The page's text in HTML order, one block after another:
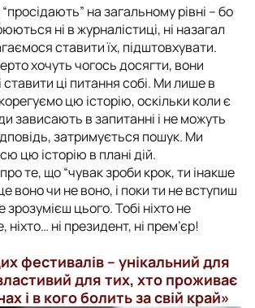
на загальному рівні – бо
ні в журналістиці, ні назагал
ставити їх, підштовхувати.
хочуть чогось досягти, вони
ці питання собі. Ми лише в
цю історію, оскільки коли є
зависають в запитанні і не можуть
затримується пошук. Ми
цю історію в плані дій.
те, що “чувак зроби крок, ти інакше
воно чи не воно, і поки ти не вступиш
зрозумієш цього. Тобі ніхто не
ніхто… ні президент, ні прем’єр!
фестивалів – унікальний для
для тих, хто проживає
і в кого болить за свій край»